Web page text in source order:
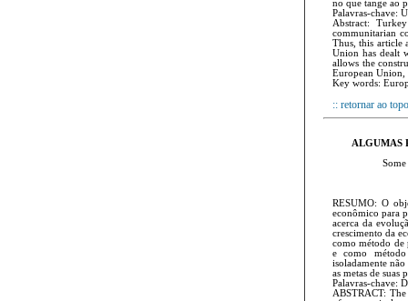
no que tange ao
Palavras-chave:
Abstract:
communitarian
Thus, this article
Union has dealt
allows the
European
Key words:
:: retornar ao topo
ALGUMAS
RESUMO: O
econômico para
acerca da
crescimento da
como método de
e como
isoladamente
as metas de
Palavras-chave:
ABSTRACT: